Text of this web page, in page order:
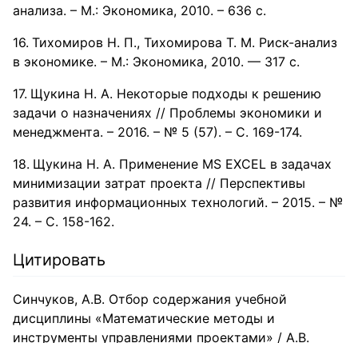
анализа. – М.: Экономика, 2010. – 636 с.
Тихомиров Н. П., Тихомирова Т. М. Риск-анализ
в экономике. – М.: Экономика, 2010. — 317 с.
Щукина Н. А. Некоторые подходы к решению
задачи о назначениях // Проблемы экономики и
менеджмента. – 2016. – № 5 (57). – С. 169-174.
Щукина Н. А. Применение MS EXCEL в задачах
минимизации затрат проекта // Перспективы
развития информационных технологий. – 2015. – №
24. – С. 158-162.
Цитировать
Синчуков, А.В. Отбор содержания учебной
дисциплины «Математические методы и
инструменты управлениями проектами» / А.В.